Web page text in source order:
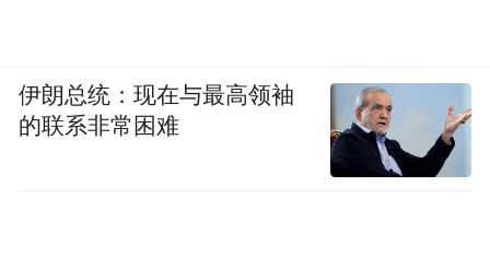
伊朗总统：现在与最高领袖
的联系非常困难